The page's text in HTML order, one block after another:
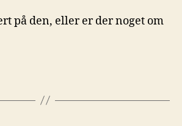
på den, eller er der noget om